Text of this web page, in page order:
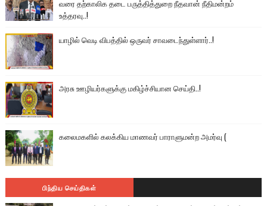
வரை தற்காலிக தடை பருத்தித்துறை நீதவான் நீதிமன்றம்
உத்தரவு..!
யாழில் வெடி விபத்தில் ஒருவர் சாவடைந்துள்ளார்..!
அரசு ஊழியர்களுக்கு மகிழ்ச்சியான செய்தி..!
கலைமகளில் கலக்கிய மாணவர் பாராளுமன்ற அமர்வு (
பிந்திய செய்திகள்